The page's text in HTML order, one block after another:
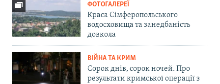
ФОТОГАЛЕРЕЇ
Краса Сімферопольського
водосховища та занедбаність
довкола
ВІЙНА ТА КРИМ
Сорок днів, сорок ночей. Про
результати кримської операції з